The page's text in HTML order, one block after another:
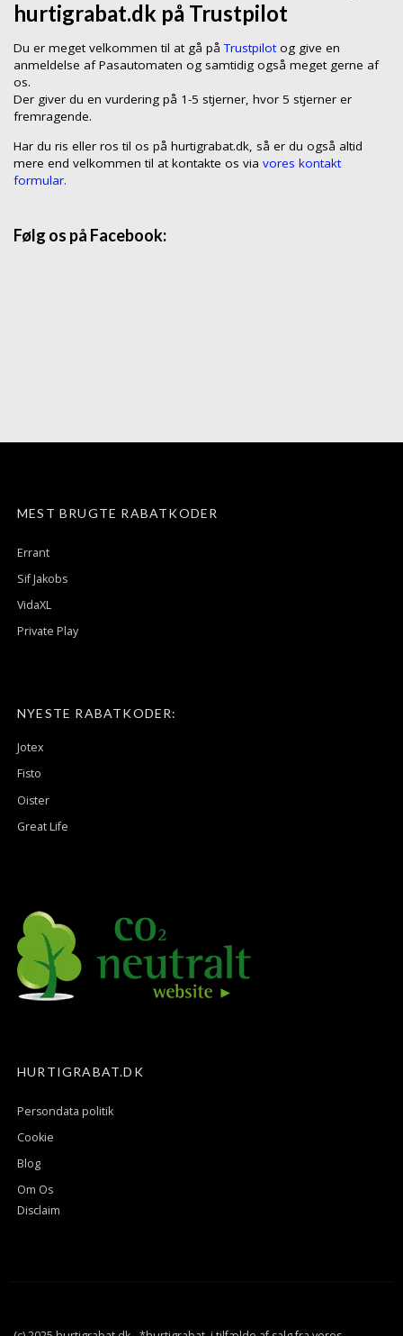
hurtigrabat.dk på Trustpilot
Du er meget velkommen til at gå påTrustpilotog give en
anmeldelse af Pasautomaten og samtidig også meget gerne af
os.
Der giver du en vurdering på 1-5 stjerner, hvor 5 stjerner er
fremragende.
Har du ris eller ros til os på hurtigrabat.dk, så er du også altid
mere end velkommen til at kontakte os via vores kontakt
formular.
Følg os på Facebook:
MEST BRUGTE RABATKODER
Errant
Sif Jakobs
VidaXL
Private Play
NYESTE RABATKODER:
Jotex
Fisto
Oister
Great Life
HURTIGRABAT.DK
Persondata politik
Cookie
Blog
Om Os
Disclaim